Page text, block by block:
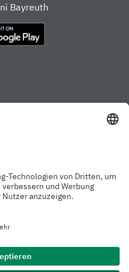
Bayreuth
Studiengangsfinder
Services & Beratung für
Ansprechpersonen der
Uni Bayreuth